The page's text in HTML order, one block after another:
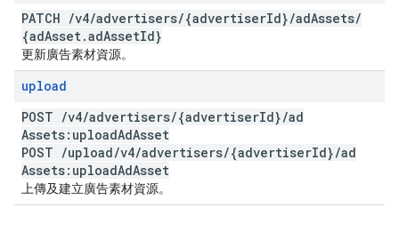
PATCH /v4/advertisers/{advertiserId}/adAssets/
{adAsset.adAssetId}
更新廣告素材資源。
upload
POST /v4/advertisers/{advertiserId}/ad
Assets:uploadAdAsset
POST /upload/v4/advertisers/{advertiserId}/ad
Assets:uploadAdAsset
上傳及建立廣告素材資源。